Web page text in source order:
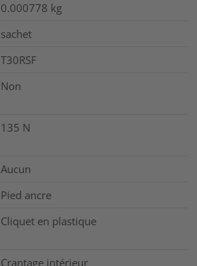
0.000778 kg
sachet
T30RSF
Non
135 N
Aucun
Pied ancre
Cliquet en plastique
Crantage intérieur